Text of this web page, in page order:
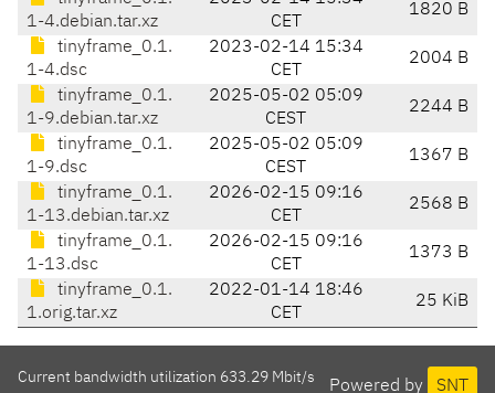
1-4.debian.tar.xz
CET
1820 B
tinyframe_0.1.
1-4.dsc
2023-02-14 15:34
CET
2004 B
tinyframe_0.1.
1-9.debian.tar.xz
2025-05-02 05:09
CEST
2244 B
tinyframe_0.1.
1-9.dsc
2025-05-02 05:09
CEST
1367 B
tinyframe_0.1.
1-13.debian.tar.xz
2026-02-15 09:16
CET
2568 B
tinyframe_0.1.
1-13.dsc
2026-02-15 09:16
CET
1373 B
tinyframe_0.1.
1.orig.tar.xz
2022-01-14 18:46
CET
25 KiB
Powered by SNT
Current bandwidth utilization 633.29 Mbit/s